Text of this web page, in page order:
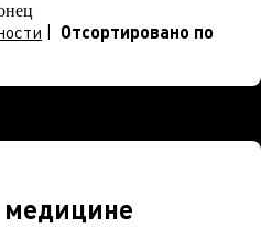
Отсортировано по
медицине